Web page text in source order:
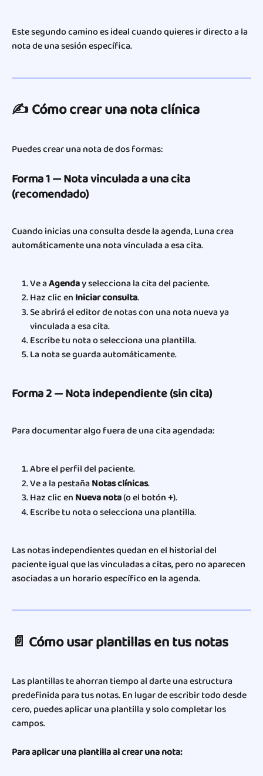
Este segundo camino es ideal cuando quieres ir directo a la
nota de una sesión específica.
✍️ Cómo crear una nota clínica
Puedes crear una nota de dos formas:
Forma 1 — Nota vinculada a una cita
(recomendado)
Cuando inicias una consulta desde la agenda, Luna crea
automáticamente una nota vinculada a esa cita.
Ve a Agenda y selecciona la cita del paciente.
Haz clic en Iniciar consulta.
Se abrirá el editor de notas con una nota nueva ya
vinculada a esa cita.
Escribe tu nota o selecciona una plantilla.
La nota se guarda automáticamente.
Forma 2 — Nota independiente (sin cita)
Para documentar algo fuera de una cita agendada:
Abre el perfil del paciente.
Ve a la pestaña Notas clínicas.
Haz clic en Nueva nota (o el botón +).
Escribe tu nota o selecciona una plantilla.
Las notas independientes quedan en el historial del
paciente igual que las vinculadas a citas, pero no aparecen
asociadas a un horario específico en la agenda.
📄 Cómo usar plantillas en tus notas
Las plantillas te ahorran tiempo al darte una estructura
predefinida para tus notas. En lugar de escribir todo desde
cero, puedes aplicar una plantilla y solo completar los
campos.
Para aplicar una plantilla al crear una nota: